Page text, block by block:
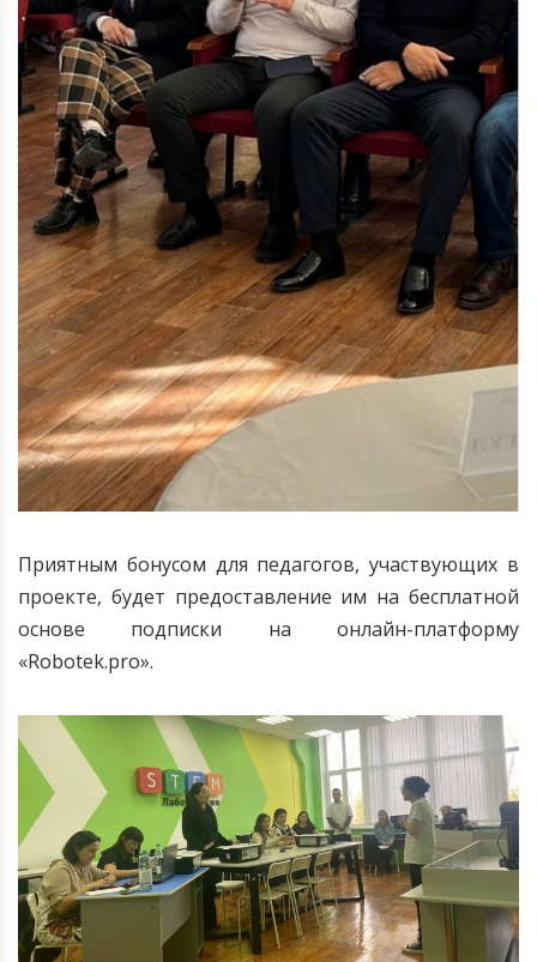
Приятным бонусом для педагогов, участвующих в
проекте, будет предоставление им на бесплатной
основе подписки на онлайн-платформу
«Robotek.pro».